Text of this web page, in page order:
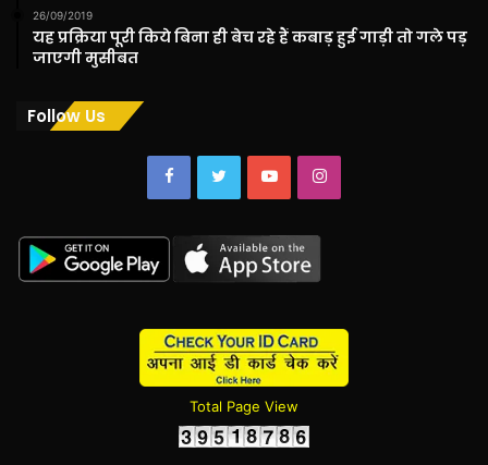
26/09/2019
यह प्रक्रिया पूरी किये बिना ही बेच रहे हैं कबाड़ हुई गाड़ी तो गले पड़
जाएगी मुसीबत
Follow Us
FacebookTwitterYouTubeInstagram
Total Page View